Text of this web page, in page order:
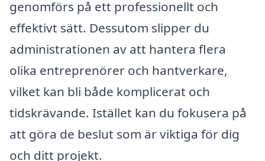
genomförs på ett professionellt och
effektivt sätt. Dessutom slipper du
administrationen av att hantera flera
olika entreprenörer och hantverkare,
vilket kan bli både komplicerat och
tidskrävande. Istället kan du fokusera på
att göra de beslut som är viktiga för dig
och ditt projekt.